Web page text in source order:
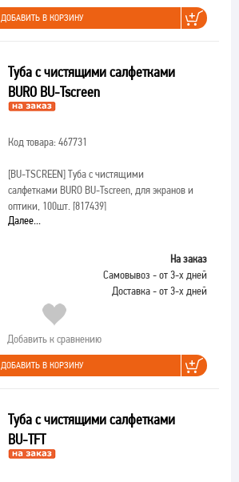
ДОБАВИТЬ В КОРЗИНУ
Туба с чистящими салфетками
BURO BU-Tscreen
Код товара: 467731
[BU-TSCREEN]Туба с чистящими
салфетками BURO BU-Tscreen, для экранов и
оптики, 100шт. [817439]
Далее...
На заказ
Самовывоз - от 3-х дней
Доставка - от 3-х дней
Добавить к сравнению
ДОБАВИТЬ В КОРЗИНУ
Туба с чистящими салфетками
BU-TFT